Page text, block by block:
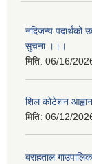
नदिजन्य पदार्थको
सुचना ।।।
मिति: 06/16/
शिल कोटेशन
मिति: 06/12/
बराहताल